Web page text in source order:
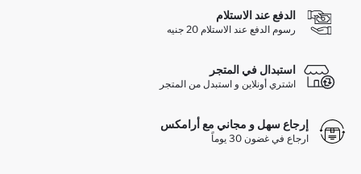
الدفع عند الاستلام
رسوم الدفع عند الاستلام 20 جنيه
استبدال في المتجر
اشتري أونلاين و استبدل من المتجر
إرجاع سهل و مجاني مع أرامكس
ارجاع في غضون 30 يوماً